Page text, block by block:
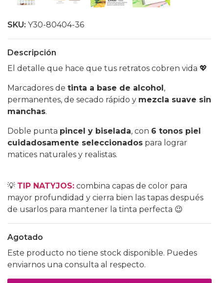
SKU: Y30-80404-36
Descripción
El detalle que hace que tus retratos cobren vida 💖
Marcadores de tinta a base de alcohol ,
permanentes, de secado rápido y mezcla suave sin
manchas.
Doble punta pincel y biselada, con 6 tonos piel
cuidadosamente seleccionados para lograr
matices naturales y realistas.
💡 TIP NATYJOS: combina capas de color para
mayor profundidad y cierra bien las tapas después
de usarlos para mantener la tinta perfecta 😉
Agotado
Este producto no tiene stock disponible. Puedes
enviarnos una consulta al respecto.